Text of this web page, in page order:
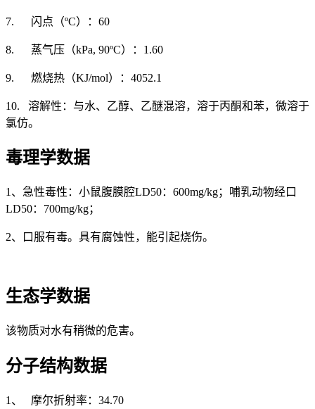
7. 闪点（ºC）：60
8. 蒸气压（kPa, 90ºC）：1.60
9. 燃烧热（KJ/mol）：4052.1
10. 溶解性：与水、乙醇、乙醚混溶，溶于丙酮和苯，微溶于
氯仿。
毒理学数据
1、急性毒性：小鼠腹膜腔LD50：600mg/kg；哺乳动物经口
LD50：700mg/kg；
2、口服有毒。具有腐蚀性，能引起烧伤。
生态学数据
该物质对水有稍微的危害。
分子结构数据
1、 摩尔折射率：34.70